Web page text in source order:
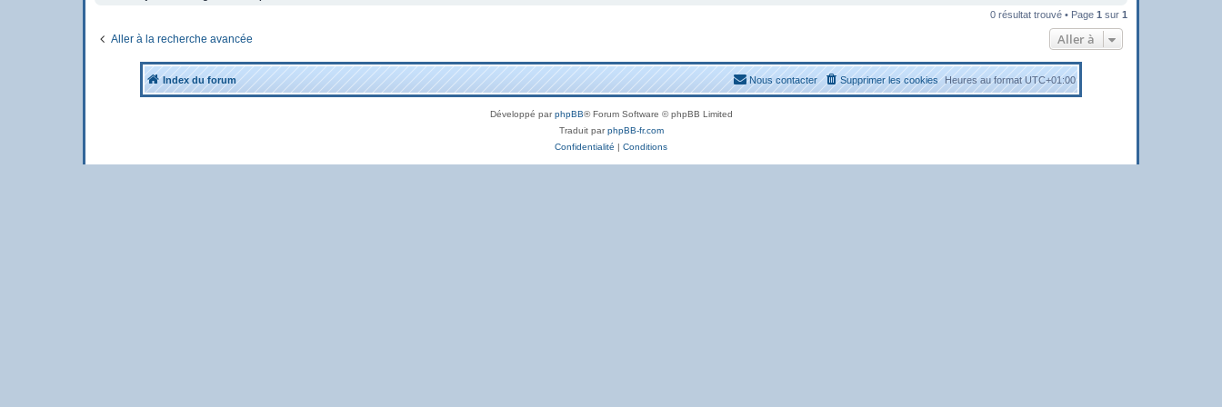
0 résultat trouvé • Page 1 sur 1
Aller à la recherche avancée Aller à
Index du forum Heures au formatUTC+01:00
Supprimer les cookies
Nous contacter
Développé parphpBB® Forum Software © phpBB Limited
Traduit parphpBB-fr.com
Confidentialité | Conditions